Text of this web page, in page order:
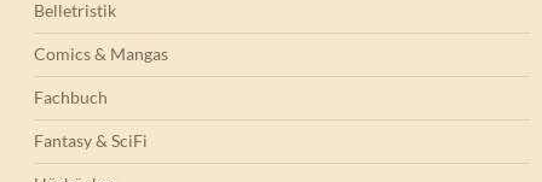
Belletristik
Comics & Mangas
Fachbuch
Fantasy & SciFi